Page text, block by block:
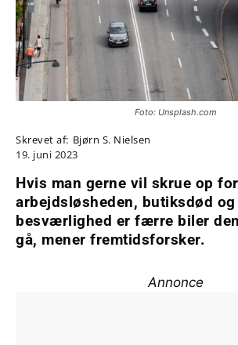
Foto: Unsplash.com
Skrevet af: Bjørn S. Nielsen
19. juni 2023
Hvis man gerne vil skrue op for
arbejdsløsheden, butiksdød og
besværlighed er færre biler
gå, mener fremtidsforsker.
Annonce